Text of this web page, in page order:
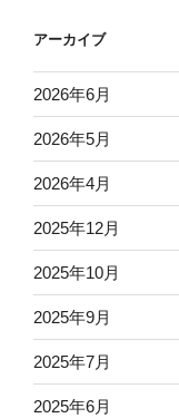
アーカイブ
2026年6月
2026年5月
2026年4月
2025年12月
2025年10月
2025年9月
2025年7月
2025年6月